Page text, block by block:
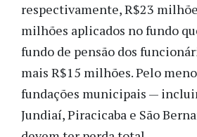
respectivamente, R$23
milhões aplicados no fundo
fundo de pensão dos
mais R$15 milhões. Pelo
fundações municipais —
Jundiaí, Piracicaba e São